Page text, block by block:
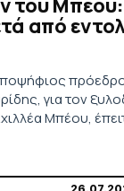
από
για τον
Μπέου,
ο Δήμαρχος